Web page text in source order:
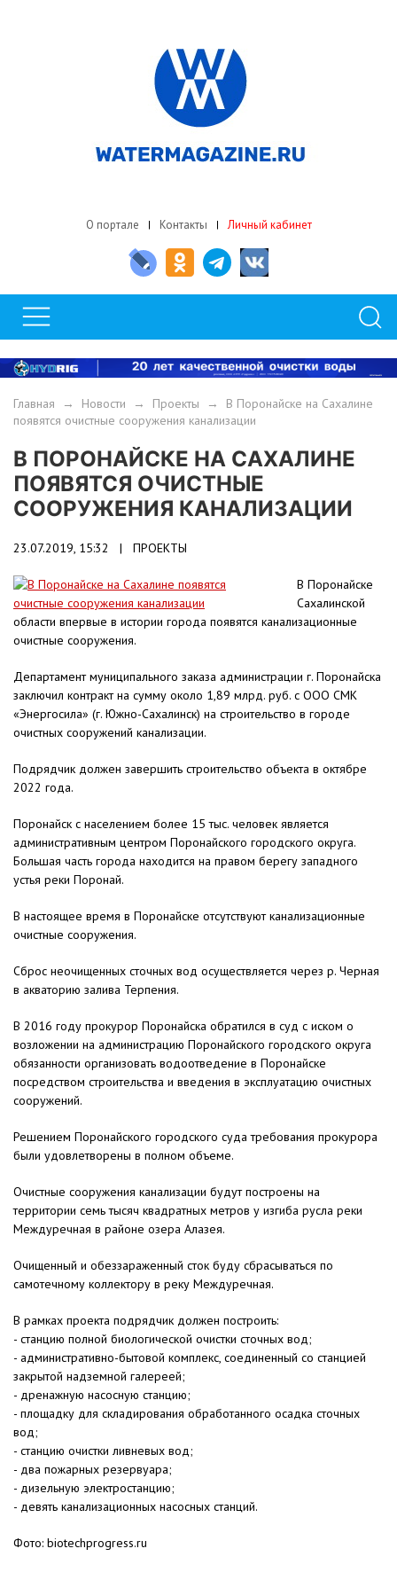
О портале Контакты Личный кабинет
Главная → Новости → Проекты → В Поронайске на Сахалине
появятся очистные сооружения канализации
В ПОРОНАЙСКЕ НА САХАЛИНЕ
ПОЯВЯТСЯ ОЧИСТНЫЕ
СООРУЖЕНИЯ КАНАЛИЗАЦИИ
23.07.2019, 15:32 | ПРОЕКТЫ
В Поронайске
Сахалинской
области впервые в истории города появятся канализационные
очистные сооружения.
Департамент муниципального заказа администрации г. Поронайска
заключил контракт на сумму около 1,89 млрд. руб. с ООО СМК
«Энергосила» (г. Южно-Сахалинск) на строительство в городе
очистных сооружений канализации.
Подрядчик должен завершить строительство объекта в октябре
2022 года.
Поронайск с населением более 15 тыс. человек является
административным центром Поронайского городского округа.
Большая часть города находится на правом берегу западного
устья реки Поронай.
В настоящее время в Поронайске отсутствуют канализационные
очистные сооружения.
Сброс неочищенных сточных вод осуществляется через р. Черная
в акваторию залива Терпения.
В 2016 году прокурор Поронайска обратился в суд с иском о
возложении на администрацию Поронайского городского округа
обязанности организовать водоотведение в Поронайске
посредством строительства и введения в эксплуатацию очистных
сооружений.
Решением Поронайского городского суда требования прокурора
были удовлетворены в полном объеме.
Очистные сооружения канализации будут построены на
территории семь тысяч квадратных метров у изгиба русла реки
Междуречная в районе озера Алазея.
Очищенный и обеззараженный сток буду сбрасываться по
самотечному коллектору в реку Междуречная.
В рамках проекта подрядчик должен построить:
- станцию полной биологической очистки сточных вод;
- административно-бытовой комплекс, соединенный со станцией
закрытой надземной галереей;
- дренажную насосную станцию;
- площадку для складирования обработанного осадка сточных
вод;
- станцию очистки ливневых вод;
- два пожарных резервуара;
- дизельную электростанцию;
- девять канализационных насосных станций.
Фото: biotechprogress.ru